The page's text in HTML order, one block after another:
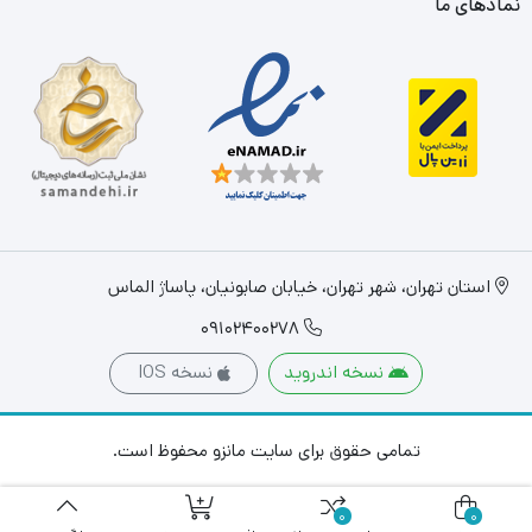
است که بسیاری از کشورهای معتبر دنیا، خریدار محصولات چینی زرین
ایران می باشند و در نمایشگاه های معتبر جهان در کنار برندهای معتبر
دنیا با افتخار می درخشد.
پیشنهاد تیم فروشگاهی مانزو به شما خریداران محترم، استفاده از این
محصول با کیفیت و با اصالت ایرانی است. محصولی که به بسیاری از
نقاط قوت محصول:
قابل استفاده در مایکروفر
تضمین شده در ماشین ظرفشویی
استان تهران، شهر تهران، خیابان صابونیان، پاساژ الماس
09102400278
نسخه اندروید
نسخه IOS
تمامی حقوق برای سایت مانزو محفوظ است.
0
0